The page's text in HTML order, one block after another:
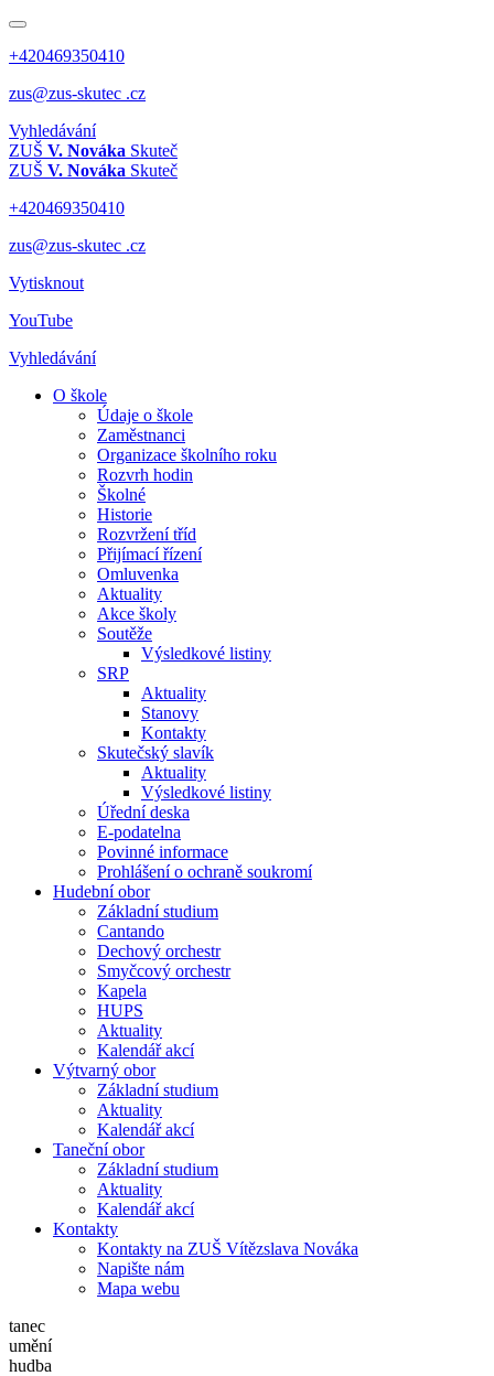
+420469350410
zus@zus-skutec .cz
Vyhledávání
ZUŠ V. Nováka Skuteč
ZUŠ V. Nováka Skuteč
+420469350410
zus@zus-skutec .cz
Vytisknout
YouTube
Vyhledávání
O škole
Údaje o škole
Zaměstnanci
Organizace školního roku
Rozvrh hodin
Školné
Historie
Rozvržení tříd
Přijímací řízení
Omluvenka
Aktuality
Akce školy
Soutěže
Výsledkové listiny
SRP
Aktuality
Stanovy
Kontakty
Skutečský slavík
Aktuality
Výsledkové listiny
Úřední deska
E-podatelna
Povinné informace
Prohlášení o ochraně soukromí
Hudební obor
Základní studium
Cantando
Dechový orchestr
Smyčcový orchestr
Kapela
HUPS
Aktuality
Kalendář akcí
Výtvarný obor
Základní studium
Aktuality
Kalendář akcí
Taneční obor
Základní studium
Aktuality
Kalendář akcí
Kontakty
Kontakty na ZUŠ Vítězslava Nováka
Napište nám
Mapa webu
tanec
umění
hudba